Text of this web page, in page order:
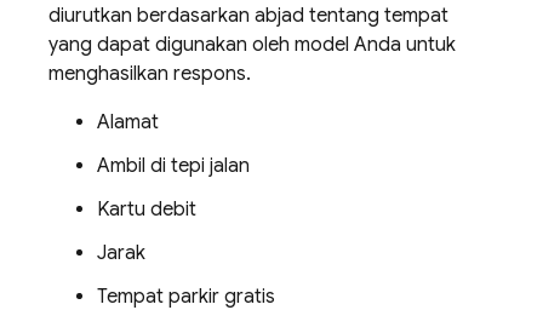
diurutkan berdasarkan abjad tentang tempat
yang dapat digunakan oleh model Anda untuk
menghasilkan respons.
Alamat
Ambil di tepi jalan
Kartu debit
Jarak
Tempat parkir gratis